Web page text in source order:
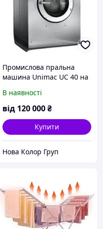
Промислова пральна
машина Unimac UC 40 на
В наявності
від 120 000₴
Купити
Нова Колор Груп